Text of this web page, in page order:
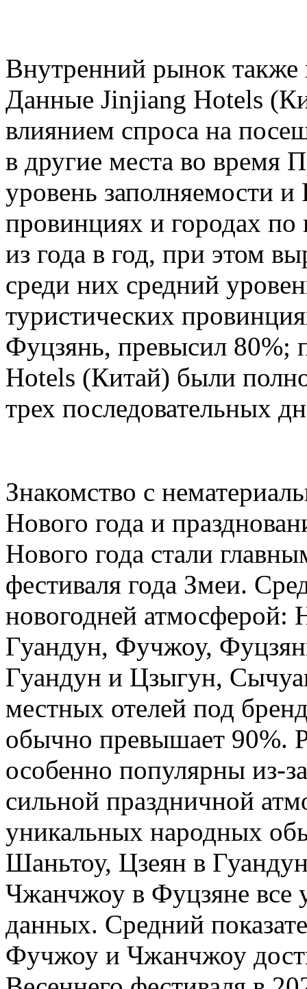
Внутренний рынок также
Данные Jinjiang Hotels
влиянием спроса на
в другие места во время
уровень заполняемости
провинциях и городах по
из года в год, при этом
среди них средний
туристических
Фуцзянь, превысил 80%;
Hotels (Китай) были
трех последовательных
Знакомство с
Нового года и
Нового года стали
фестиваля года Змеи.
новогодней атмосферой:
Гуандун, Фучжоу,
Гуандун и Цзыгун,
местных отелей под
обычно превышает 90%.
особенно популярны из-
сильной праздничной
уникальных народных
Шаньтоу, Цзеян в
Чжанчжоу в Фуцзяне все
данных. Средний
Фучжоу и Чжанчжоу